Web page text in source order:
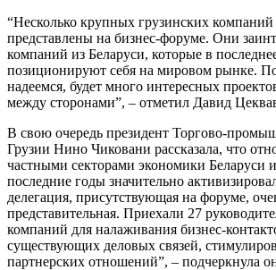
“Несколько крупных грузинских
представлены на бизнес-форуме. Они
компаний из Беларуси, которые в
позиционируют себя на мировом рынке.
надеемся, будет много интересных
между сторонами”, – отметил Давид
В свою очередь президент Торгово-
Грузии Нино Чиковани рассказала, что
частными секторами экономики Беларуси
последние годы значительно
делегация, присутствующая на форуме,
представительная. Приехали 27
компаний для налаживания бизнес-
существующих деловых связей,
партнерских отношений”, – подчеркнула